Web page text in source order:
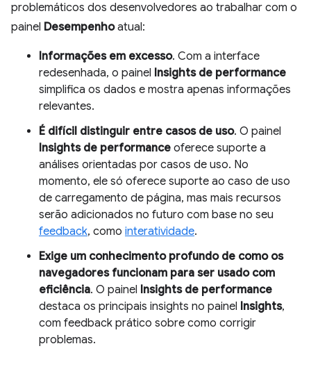
problemáticos dos desenvolvedores ao trabalhar com o
painel Desempenhoatual:
Informações em excesso. Com a interface
redesenhada, o painel Insights de performance
simplifica os dados e mostra apenas informações
relevantes.
É difícil distinguir entre casos de uso. O painel
Insights de performance oferece suporte a
análises orientadas por casos de uso. No
momento, ele só oferece suporte ao caso de uso
de carregamento de página, mas mais recursos
serão adicionados no futuro com base no seu
feedback, como interatividade.
Exige um conhecimento profundo de como os
navegadores funcionam para ser usado com
eficiência. O painel Insights de performance
destaca os principais insights no painel Insights,
com feedback prático sobre como corrigir
problemas.